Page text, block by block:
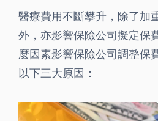
醫療費用不斷攀升，除了加
外，亦影響保險公司擬定保
麼因素影響保險公司調整保
以下三大原因：